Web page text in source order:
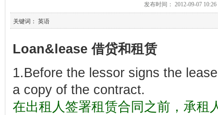
发布时间： 2012-09-07
关键词： 英语
Loan&lease 借贷和租赁
1.Before the lessor signs the
a copy of the contract.
在出租人签署租赁合同之前，承租